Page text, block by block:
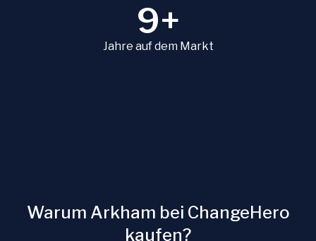
9+
Jahre auf dem Markt
Warum Arkham bei ChangeHero
kaufen?